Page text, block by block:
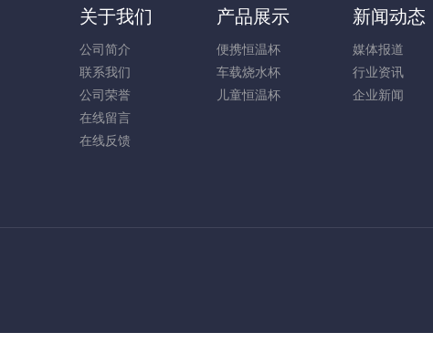
关于我们
公司简介
联系我们
公司荣誉
在线留言
在线反馈
产品展示
便携恒温杯
车载烧水杯
儿童恒温杯
新闻动态
媒体报道
行业资讯
企业新闻